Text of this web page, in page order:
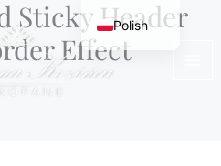
Sticky Header
Effect
Polish
English